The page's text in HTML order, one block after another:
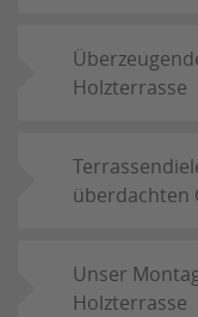
Holzterrasse
überdachten
Unser
Holzterrasse